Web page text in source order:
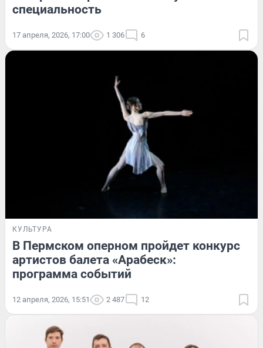
специальность
17 апреля, 2026, 17:00 1 306 6
КУЛЬТУРА
В Пермском оперном пройдет конкурс
артистов балета «Арабеск»:
программа событий
12 апреля, 2026, 15:51 2 487 12